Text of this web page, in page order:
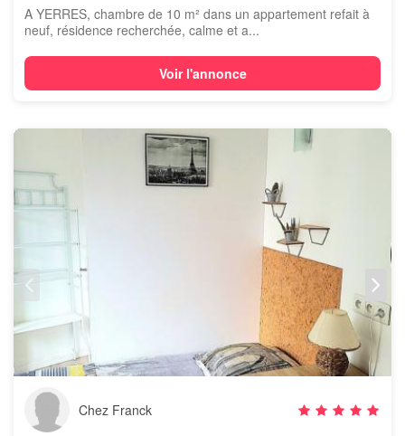
A YERRES, chambre de 10 m² dans un appartement refait à
neuf, résidence recherchée, calme et a...
Voir l'annonce
Chez Franck